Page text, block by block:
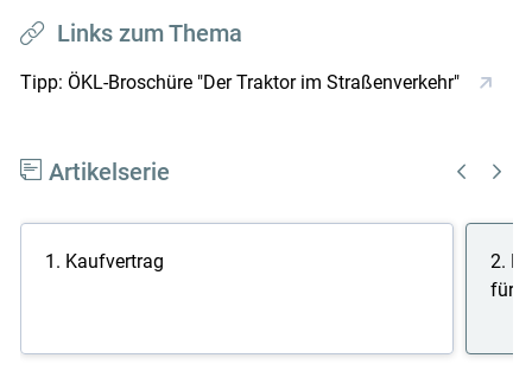
Links zum Thema
Tipp: ÖKL-Broschüre "Der Traktor im Straßenverkehr"
Artikelserie
1. Kaufvertrag
2.
für